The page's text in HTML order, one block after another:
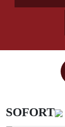
SOFORT